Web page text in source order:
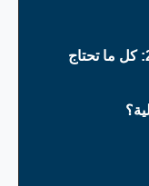
دليل علاج أورام المخ في مصر 2026: كل ما تحتاج